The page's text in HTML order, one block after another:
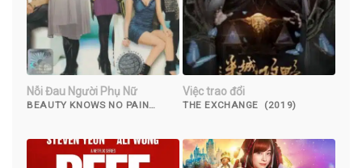
Nỗi Đau Người Phụ Nữ
BEAUTY KNOWS NO PAIN
Việc trao đổi
THE EXCHANGE (2019)